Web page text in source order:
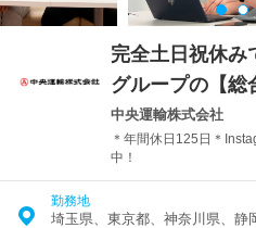
完全土日祝休
グループの【総
中央運輸株式会社
＊年間休日125日＊
中！
勤務地
埼玉県、東京都、神奈川県、静